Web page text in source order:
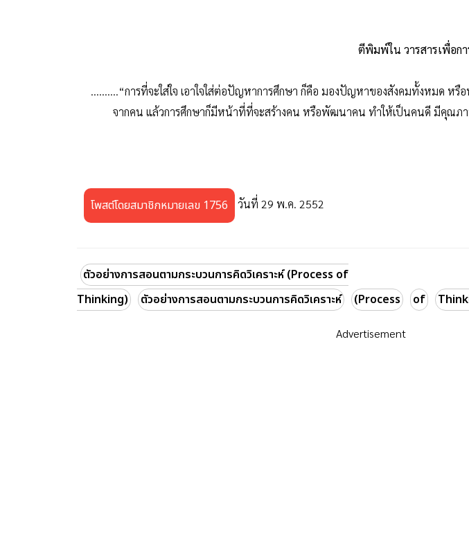
ตีพิมพ์ใน วารสารเพื่อก
..........“การที่จะใส่ใจ เอาใจใส่ต่อปัญหาการศึกษา ก็คือ มองปัญหาของสังคมทั้งหมด ห
จากคน แล้วการศึกษาก็มีหน้าที่ที่จะสร้างคน หรือพัฒนาคน ทำให้เป็นคนดี มีคุณภ
โพสต์โดยสมาชิกหมายเลข 1756 วันที่ 29 พ.ค. 2552
ตัวอย่างการสอนตามกระบวนการคิดวิเคราะห์ (Process of
Thinking)
ตัวอย่างการสอนตามกระบวนการคิดวิเคราะห์ (Process of
Advertisement